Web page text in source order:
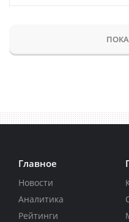
Главное
Новости
Аналитика
Рейтинги